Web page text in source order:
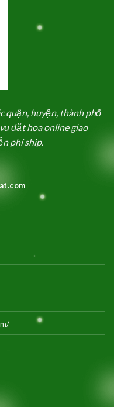
quận, huyện, thành phố
đặt hoa online giao
phí ship.